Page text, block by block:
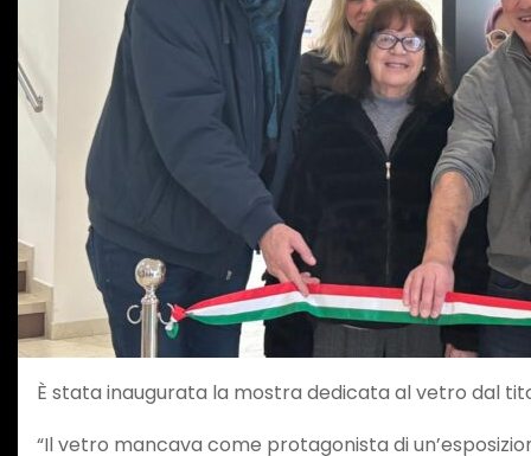
È stata inaugurata la mostra dedicata al vetro dal
“Il vetro mancava come protagonista di